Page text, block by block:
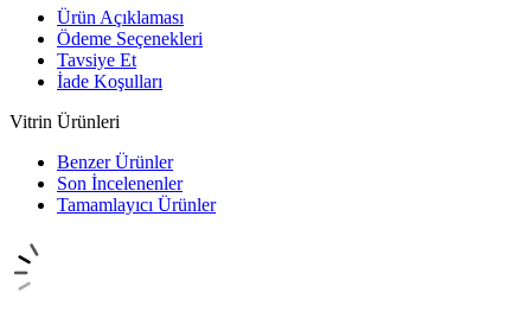
Ürün Açıklaması
Ödeme Seçenekleri
Tavsiye Et
İade Koşulları
Vitrin Ürünleri
Benzer Ürünler
Son İncelenenler
Tamamlayıcı Ürünler